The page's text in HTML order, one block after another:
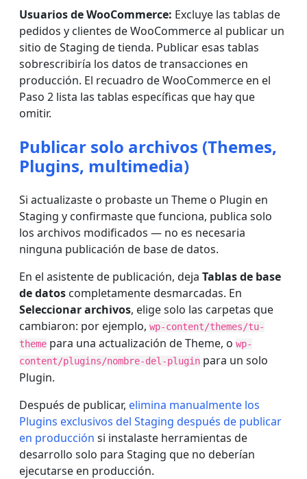
Usuarios de WooCommerce: Excluye las tablas de
pedidos y clientes de WooCommerce al publicar un
sitio de Staging de tienda. Publicar esas tablas
sobrescribiría los datos de transacciones en
producción. El recuadro de WooCommerce en el
Paso 2 lista las tablas específicas que hay que
omitir.
Publicar solo archivos (Themes,
Plugins, multimedia)
Si actualizaste o probaste un Theme o Plugin en
Staging y confirmaste que funciona, publica solo
los archivos modificados — no es necesaria
ninguna publicación de base de datos.
En el asistente de publicación, deja Tablas de base
de datos completamente desmarcadas. En
Seleccionar archivos, elige solo las carpetas que
cambiaron: por ejemplo, wp-content/themes/tu-
theme para una actualización de Theme, o wp-
content/plugins/nombre-del-plugin para un solo
Plugin.
Después de publicar, elimina manualmente los
Plugins exclusivos del Staging después de publicar
en producción si instalaste herramientas de
desarrollo solo para Staging que no deberían
ejecutarse en producción.